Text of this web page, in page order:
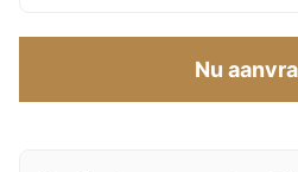
Nu